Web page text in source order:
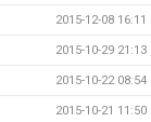
2015-12-08 16:11
2015-10-29 21:13
2015-10-22 08:54
2015-10-21 11:50